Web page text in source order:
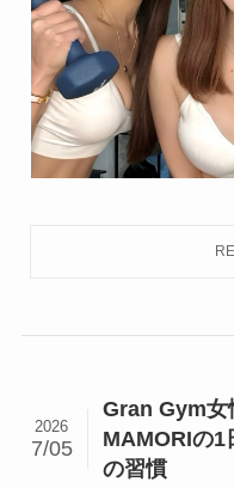
Gran Gym女
MAMORIの1
の習慣
2026
7/05